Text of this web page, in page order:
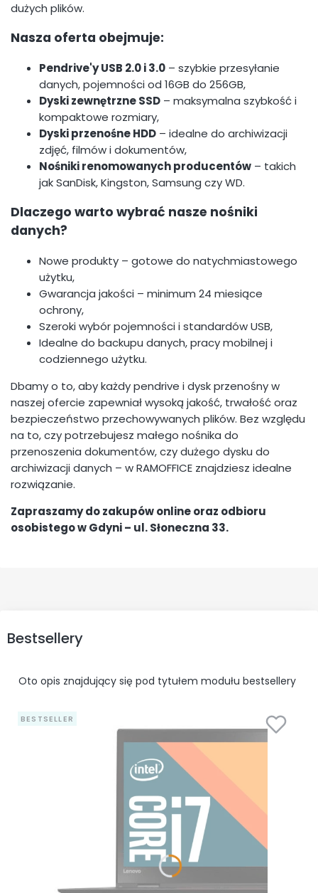
dużych plików.
Nasza oferta obejmuje:
Pendrive'y USB 2.0 i 3.0 – szybkie przesyłanie
danych, pojemności od 16GB do 256GB,
Dyski zewnętrzne SSD – maksymalna szybkość i
kompaktowe rozmiary,
Dyski przenośne HDD – idealne do archiwizacji
zdjęć, filmów i dokumentów,
Nośniki renomowanych producentów – takich
jak SanDisk, Kingston, Samsung czy WD.
Dlaczego warto wybrać nasze nośniki
danych?
Nowe produkty – gotowe do natychmiastowego
użytku,
Gwarancja jakości – minimum 24 miesiące
ochrony,
Szeroki wybór pojemności i standardów USB,
Idealne do backupu danych, pracy mobilnej i
codziennego użytku.
Dbamy o to, aby każdy pendrive i dysk przenośny w
naszej ofercie zapewniał wysoką jakość, trwałość oraz
bezpieczeństwo przechowywanych plików. Bez względu
na to, czy potrzebujesz małego nośnika do
przenoszenia dokumentów, czy dużego dysku do
archiwizacji danych – w RAMOFFICE znajdziesz idealne
rozwiązanie.
Zapraszamy do zakupów online oraz odbioru
osobistego w Gdyni – ul. Słoneczna 33.
Bestsellery
Oto opis znajdujący się pod tytułem modułu bestsellery
BESTSELLER